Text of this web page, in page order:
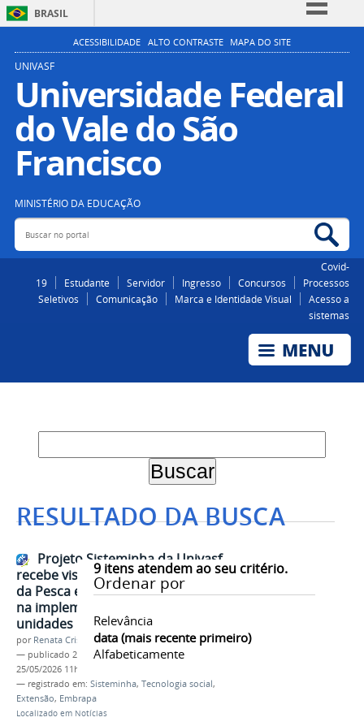
BRASIL
Simplifique!
Participe
Acesso à informação
Legislação
ACESSIBILIDADE ALTO CONTRASTE MAPA DO SITE
UNIVASF
Universidade Federal
do Vale do São
Francisco
MINISTÉRIO DA EDUCAÇÃO
Buscar no portal
Covid-
19
Estudante Servidor Ingresso Concursos
Processos
Seletivos
Comunicação Marca e Identidade Visual
Acesso a
sistemas
RESULTADO DA BUSCA
9itens atendem ao seu critério.
Ordenar por
Relevância
data (mais recente primeiro)
Alfabeticamente
Projeto Sisteminha da Univasf
recebe visita técnica do Ministério
da Pesca e Aquicultura e avança
na implementação de novas
unidades
por Renata Cristina de Sá Barreto Freitas
— publicado 25/05/2026—última modificação
25/05/2026 11h37
— registrado em: Sisteminha, Tecnologia social,
Extensão, Embrapa
Localizado em Notícias